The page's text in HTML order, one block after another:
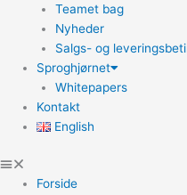
Teamet bag
Nyheder
Salgs- og
Sproghjørnet
Whitepapers
Kontakt
English
Forside